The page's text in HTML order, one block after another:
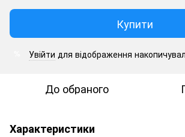
Купити
Увійти для відображення
До обраного
Характеристики